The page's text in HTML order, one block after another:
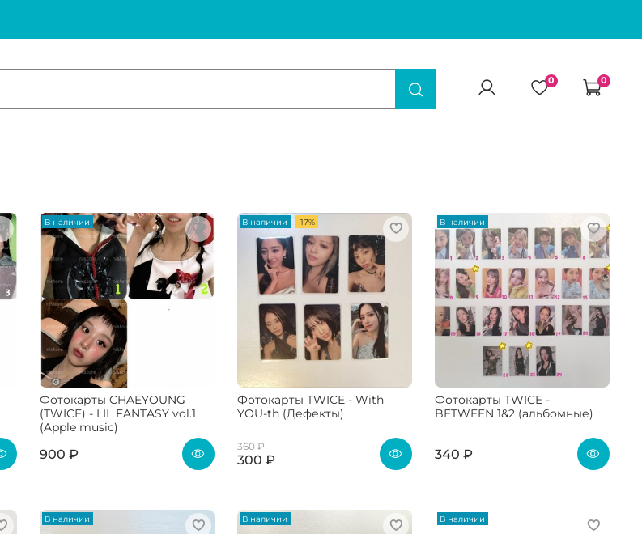
0 0
В наличии
Фотокарты CHAEYOUNG
(TWICE) - LIL FANTASY vol.1
(Apple music)
900 ₽
В наличии -17%
Фотокарты TWICE - With
YOU-th (Дефекты)
360 ₽
300 ₽
В наличии
Фотокарты TWICE -
BETWEEN 1&2 (альбомные)
340 ₽
В наличии В наличии В наличии